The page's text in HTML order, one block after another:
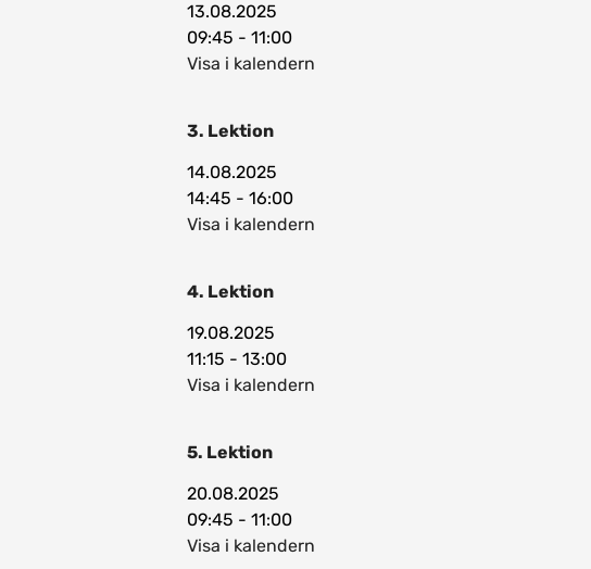
13.08.2025
09:45 - 11:00
Visa i kalendern
3. Lektion
14.08.2025
14:45 - 16:00
Visa i kalendern
4. Lektion
19.08.2025
11:15 - 13:00
Visa i kalendern
5. Lektion
20.08.2025
09:45 - 11:00
Visa i kalendern